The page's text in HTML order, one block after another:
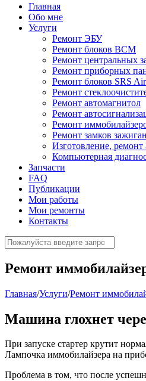
Главная
Обо мне
Услуги
Ремонт ЭБУ
Ремонт блоков BCМ
Ремонт центральных
Ремонт приборных
Ремонт блоков SRS
Ремонт
Ремонт автомагнитол
Ремонт
Ремонт
Ремонт замков
Изготовление, ремонт
Компьютерная
Запчасти
FAQ
Публикации
Мои работы
Мои ремонты
Контакты
Ремонт
Главная/Услуги/Ремонт
Машина глохнет
При запуске стартер крутит
Лампочка иммобилайзера на
Проблема в том, что после